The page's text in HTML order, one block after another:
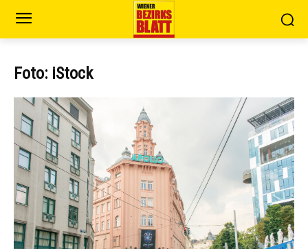
Foto: iStock